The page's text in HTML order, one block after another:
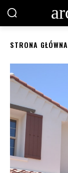
STRONA GŁÓWNA